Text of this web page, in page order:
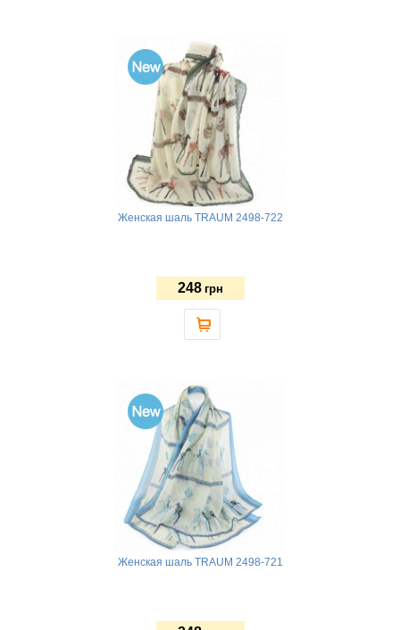
Женская шаль TRAUM 2498-722
248 грн
Женская шаль TRAUM 2498-721